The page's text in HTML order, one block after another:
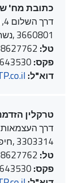
כתובת מח'
דרך השלום 4, נשר -
3660801 ,נשר
טל:
פקס:
דוא"ל:
טרקלין
דרך העצמאות 27, חיפה -
3303314 ,חיפה
טל:
פקס: